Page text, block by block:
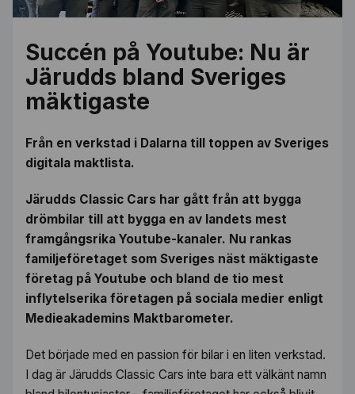
Succén på Youtube: Nu är
Järudds bland Sveriges
mäktigaste
Från en verkstad i Dalarna till toppen av Sveriges
digitala maktlista.
Järudds Classic Cars har gått från att bygga
drömbilar till att bygga en av landets mest
framgångsrika Youtube-kanaler. Nu rankas
familjeföretaget som Sveriges näst mäktigaste
företag på Youtube och bland de tio mest
inflytelserika företagen på sociala medier enligt
Medieakademins Maktbarometer.
Det började med en passion för bilar i en liten verkstad.
I dag är Järudds Classic Cars inte bara ett välkänt namn